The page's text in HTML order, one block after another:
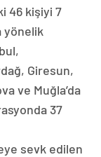
46 kişiyi 7
yönelik
Giresun,
ve Muğla’da
37
sevk edilen